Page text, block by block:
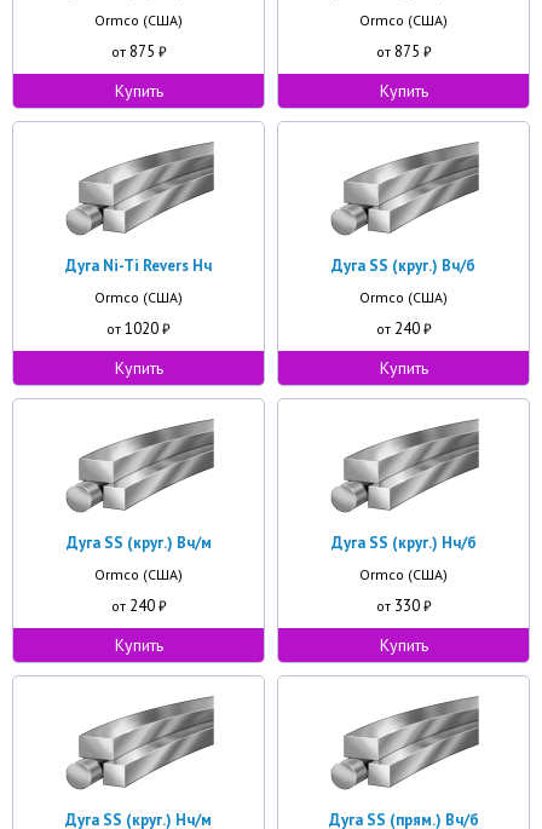
Ormco (США)
от 875 ₽
Купить
Ormco (США)
от 875 ₽
Купить
Дуга Ni-Ti Revers Нч
Ormco (США)
от 1020 ₽
Купить
Дуга SS (круг.) Вч/б
Ormco (США)
от 240₽
Купить
Дуга SS (круг.) Вч/м
Ormco (США)
от 240₽
Купить
Дуга SS (круг.) Нч/б
Ormco (США)
от 330₽
Купить
Дуга SS (круг.) Нч/м Дуга SS (прям.) Вч/б